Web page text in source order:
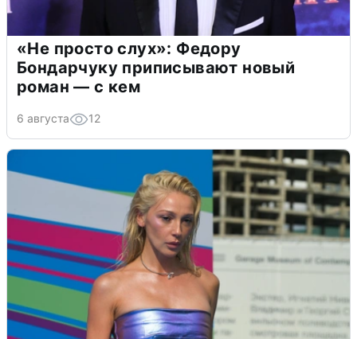
«Не просто слух»: Федору
Бондарчуку приписывают новый
роман — с кем
6 августа 12